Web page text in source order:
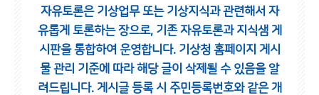
자유토론은 기상업무 또는 기상지식과 관련해서 자
유롭게 토론하는 장으로, 기존 자유토론과 지식샘 게
시판을 통합하여 운영합니다. 기상청 홈페이지 게시
물 관리 기준에 따라 해당 글이 삭제될 수 있음을 알
려드립니다. 게시글 등록 시 주민등록번호와 같은 개